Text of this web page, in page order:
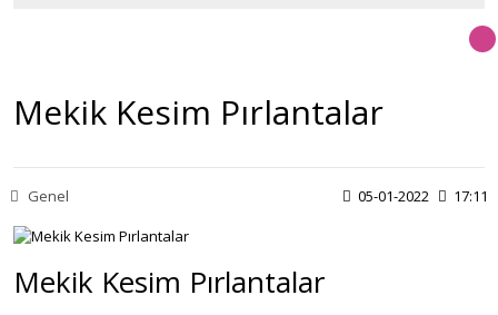
Mekik Kesim Pırlantalar
Genel 05-01-2022 17:11
Mekik Kesim Pırlantalar